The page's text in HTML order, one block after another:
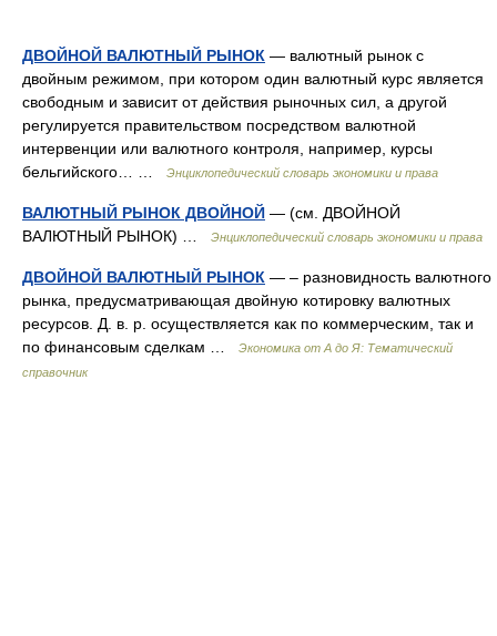
ДВОЙНОЙ ВАЛЮТНЫЙ РЫНОК — валютный рынок с
двойным режимом, при котором один валютный курс является
свободным и зависит от действия рыночных сил, а другой
регулируется правительством посредством валютной
интервенции или валютного контроля, например, курсы
бельгийского… …
Энциклопедический словарь экономики и права
ВАЛЮТНЫЙ РЫНОК ДВОЙНОЙ — (см. ДВОЙНОЙ
ВАЛЮТНЫЙ РЫНОК) …
Энциклопедический словарь экономики и права
ДВОЙНОЙ ВАЛЮТНЫЙ РЫНОК — – разновидность валютного
рынка, предусматривающая двойную котировку валютных
ресурсов. Д. в. р. осуществляется как по коммерческим, так и
по финансовым сделкам …
Экономика от А до Я: Тематический
справочник